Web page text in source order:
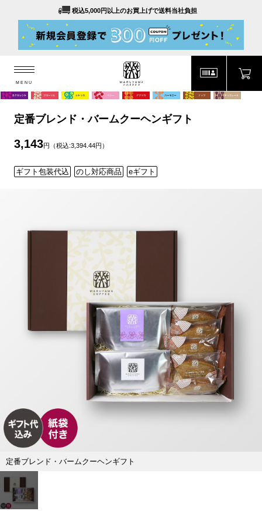
税込5,000円以上のお買上げで送料当社負担
MENU
MENU
定番ブレンド・バームクーヘンギフト
3,143円（税込:3,394.44円）
ギフト包装代込 のし対応商品 eギフト
定番ブレンド・バームクーヘンギフト